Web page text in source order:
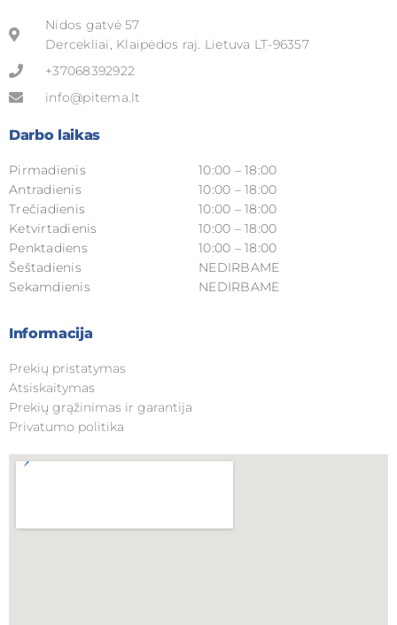
Nidos gatvė 57
Dercekliai, Klaipėdos raj. Lietuva LT-96357
+37068392922
info@pitema.lt
Darbo laikas
Pirmadienis
Antradienis
Trečiadienis
Ketvirtadienis
Penktadiens
Šeštadienis
Sekamdienis
10:00 – 18:00
10:00 – 18:00
10:00 – 18:00
10:00 – 18:00
10:00 – 18:00
NEDIRBAME
NEDIRBAME
Informacija
Prekių pristatymas
Atsiskaitymas
Prekių grąžinimas ir garantija
Privatumo politika